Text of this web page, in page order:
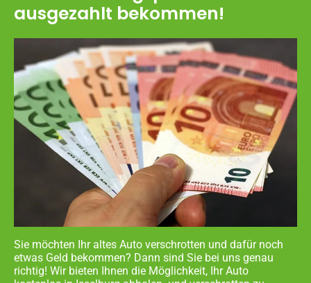
ausgezahlt bekommen!
Sie möchten Ihr altes Auto verschrotten und dafür noch
etwas Geld bekommen? Dann sind Sie bei uns genau
richtig! Wir bieten Ihnen die Möglichkeit, Ihr Auto